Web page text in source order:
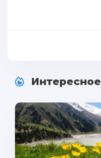
Интересное